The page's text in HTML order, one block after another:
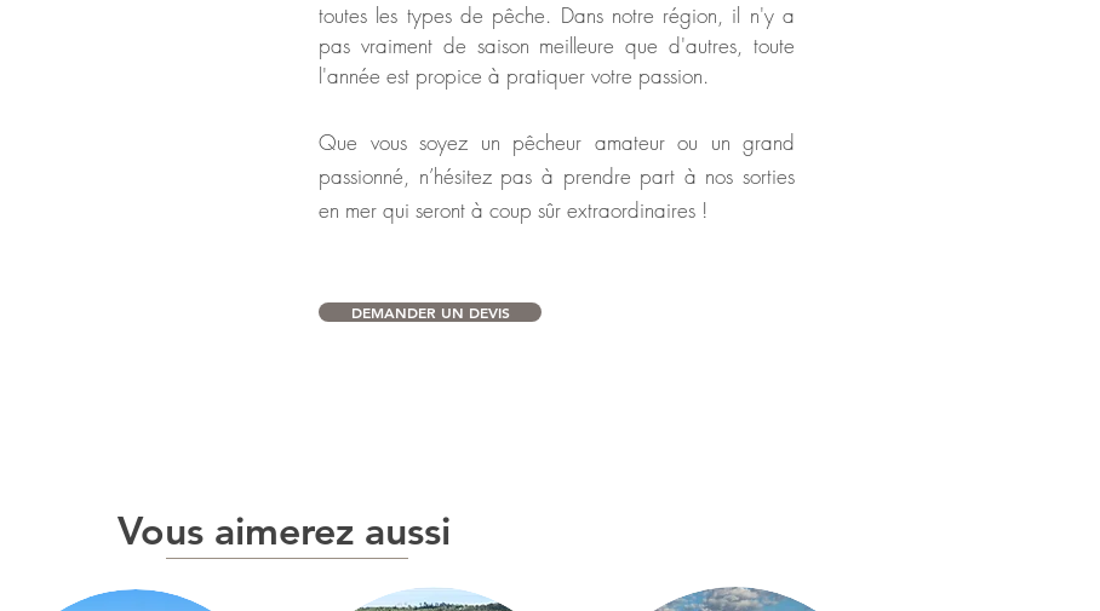
toutes les types de pêche. Dans notre région, il n'y a
pas vraiment de saison meilleure que d'autres, toute
l'année est propice à pratiquer votre passion.
Que vous soyez un pêcheur amateur ou un grand
passionné, n’hésitez pas à prendre part à nos sorties
en mer qui seront à coup sûr extraordinaires !
DEMANDER UN DEVIS
Vous aimerez aussi